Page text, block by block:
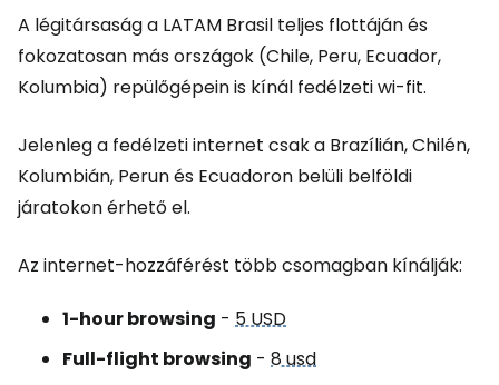
A légitársaság a LATAM Brasil teljes flottáján és
fokozatosan más országok (Chile, Peru, Ecuador,
Kolumbia) repülőgépein is kínál fedélzeti wi-fit.
Jelenleg a fedélzeti internet csak a Brazílián, Chilén,
Kolumbián, Perun és Ecuadoron belüli belföldi
járatokon érhető el.
Az internet-hozzáférést több csomagban kínálják:
1-hour browsing - 5 USD
Full-flight browsing - 8 usd